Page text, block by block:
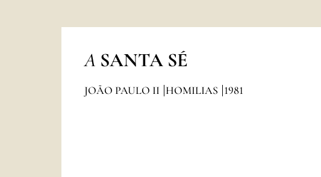
A SANTA SÉ
JOÃO PAULO II HOMILIAS 1981